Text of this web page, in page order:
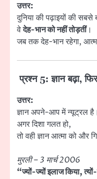
उत्तर:
दुनिया की पढ़ाइयों की सबसे
वेदेह-भान को नहीं तोड़तीं।
जब तक देह-भान रहेगा,
प्रश्न 5: ज्ञान बढ़ा,
उत्तर:
ज्ञान अपने-आप में न्यूट्रल है।
अगर दिशा गलत हो,
तो वही ज्ञान आत्मा को और
मुरली – 3 मार्च 2006
“ज्यों-ज्यों इलाज किया,